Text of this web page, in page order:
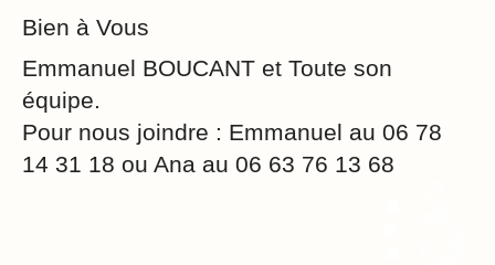
Bien à Vous
Emmanuel BOUCANT et Toute son
équipe.
Pour nous joindre : Emmanuel au 06 78
14 31 18 ou Ana au 06 63 76 13 68